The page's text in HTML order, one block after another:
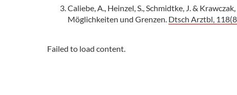
Caliebe, A., Heinzel, S., Schmidtke, J. &
Möglichkeiten und Grenzen. Dtsch Arztbl,
Failed to load content.